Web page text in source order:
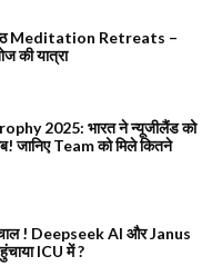
Meditation Retreats –
की यात्रा
2025: भारत ने न्यूजीलैंड को
जानिए Team को मिले कितने
! Deepseek AI और Janus
ICU में ?